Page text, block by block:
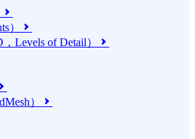

） 
Levels of Detail） 

） 